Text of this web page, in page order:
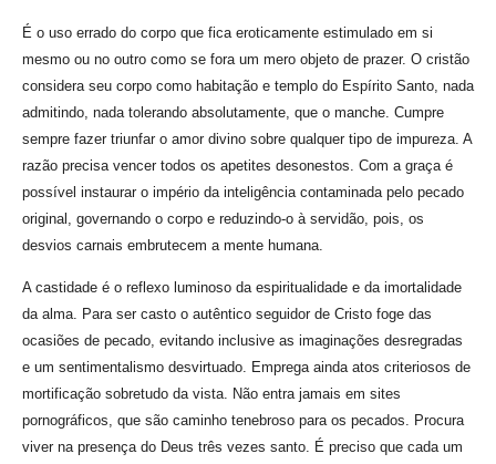
É o uso errado do corpo que fica eroticamente estimulado em si
mesmo ou no outro como se fora um mero objeto de prazer. O cristão
considera seu corpo como habitação e templo do Espírito Santo, nada
admitindo, nada tolerando absolutamente, que o manche. Cumpre
sempre fazer triunfar o amor divino sobre qualquer tipo de impureza. A
razão precisa vencer todos os apetites desonestos. Com a graça é
possível instaurar o império da inteligência contaminada pelo pecado
original, governando o corpo e reduzindo-o à servidão, pois, os
desvios carnais embrutecem a mente humana.
A castidade é o reflexo luminoso da espiritualidade e da imortalidade
da alma. Para ser casto o autêntico seguidor de Cristo foge das
ocasiões de pecado, evitando inclusive as imaginações desregradas
e um sentimentalismo desvirtuado. Emprega ainda atos criteriosos de
mortificação sobretudo da vista. Não entra jamais em sites
pornográficos, que são caminho tenebroso para os pecados. Procura
viver na presença do Deus três vezes santo. É preciso que cada um